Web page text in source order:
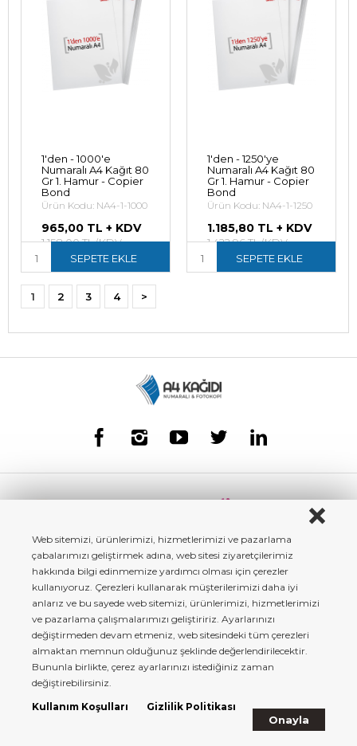
1'den - 1000'e
Numaralı A4 Kağıt 80
Gr 1. Hamur - Copier
Bond
Ürün Kodu: NA4-1-1000
965,00 TL + KDV
1.158,00 TL (KDV
SEPETE EKLE
1'den - 1250'ye
Numaralı A4 Kağıt 80
Gr 1. Hamur - Copier
Bond
Ürün Kodu: NA4-1-1250
1.185,80 TL + KDV
1.422,96 TL (KDV
SEPETE EKLE
1 2 3 4 >
a4kagidi.com - Copyright© 2022 Tüm Hakları Saklıdır.
Onayla
Web sitemizi, ürünlerimizi, hizmetlerimizi ve pazarlama
çabalarımızı geliştirmek adına, web sitesi ziyaretçilerimiz
hakkında bilgi edinmemize yardımcı olması için çerezler
kullanıyoruz. Çerezleri kullanarak müşterilerimizi daha iyi
anlarız ve bu sayede web sitemizi, ürünlerimizi, hizmetlerimizi
ve pazarlama çalışmalarımızı geliştiririz. Ayarlarınızı
değiştirmeden devam etmeniz, web sitesindeki tüm çerezleri
almaktan memnun olduğunuz şeklinde değerlendirilecektir.
Bununla birlikte, çerez ayarlarınızı istediğiniz zaman
değiştirebilirsiniz.
Kullanım Koşulları
Gizlilik Politikası